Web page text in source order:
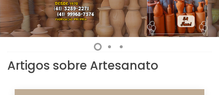
Artigos sobre Artesanato